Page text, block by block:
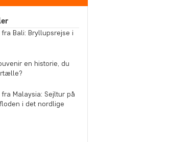
Bali: Bryllupsrejse i
en historie, du
Malaysia: Sejltur på
i det nordlige